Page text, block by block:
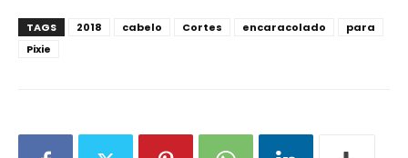
TAGS 2018 cabelo Cortes encaracolado
para
Pixie